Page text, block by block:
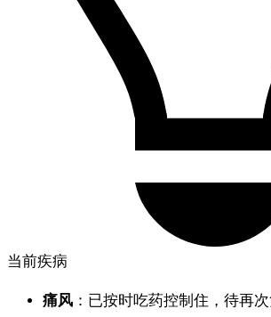
当前疾病
痛风 ：已按时吃药控制住，待再次